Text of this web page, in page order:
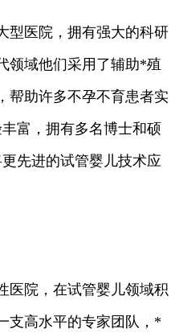
型医院，拥有强大的科研
领域他们采用了辅助*殖
帮助许多不孕不育患者实
富，拥有多名博士和硕
先进的试管婴儿技术应
医院，在试管婴儿领域积
支高水平的专家团队，*